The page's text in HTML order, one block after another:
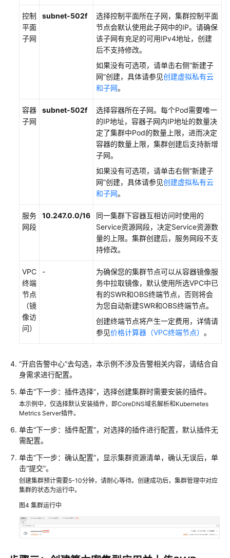
控制
平面
子网
subnet-502f
选择控制平面所在子网，集群控制平面
节点会默认使用此子网中的IP。请确保
该子网有充足的可用IPv4地址，创建
后不支持修改。
如果没有可选项，请单击右侧“新建子
网”创建，具体请参见创建虚拟私有云
和子网。
容器
子网
subnet-502f
选择容器所在子网。每个Pod需要唯一
的IP地址，容器子网内IP地址的数量决
定了集群中Pod的数量上限，进而决定
容器的数量上限，集群创建后支持新增
子网。
如果没有可选项，请单击右侧“新建子
网”创建，具体请参见创建虚拟私有云
和子网。
服务
网段
10.247.0.0/16
同一集群下容器互相访问时使用的
Service资源网段，决定Service资源数
量的上限。集群创建后，服务网段不支
持修改。
VPC
终端
节点
（镜
像访
问）
-
为确保您的集群节点可以从容器镜像服
务中拉取镜像，默认使用所选VPC中已
有的SWR和OBS终端节点，否则将会
为您自动新建SWR和OBS终端节点。
创建终端节点将产生一定费用，详情请
参见价格计算器（VPC终端节点） 。
“开启告警中心”去勾选，本示例不涉及告警相关内容，请结合自
身需求进行配置。
单击“下一步：插件选择”，选择创建集群时需要安装的插件。
本示例中，仅选择默认安装插件，即CoreDNS域名解析和Kubernetes
Metrics Server插件。
单击“下一步：插件配置”，对选择的插件进行配置，默认插件无
需配置。
单击“下一步：确认配置”，显示集群资源清单，确认无误后，单
击“提交”。
创建集群预计需要5-10分钟，请耐心等待。创建成功后，集群管理中对应
集群的状态为运行中。
图4 集群运行中